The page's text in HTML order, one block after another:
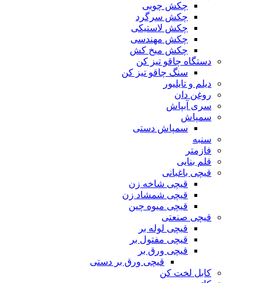
چکش چوبی
چکش سرگرد
چکش لاستیکی
چکش مهندسی
چکش میخ کش
دستگاه چاقو تیز کن
سنگ چاقو تیز کن
دیلم و تایلیور
روغن دان
سری آبپاش
سمپاش
سمپاش دستی
سنبه
فازمتر
قلم بنایی
قیچی باغبانی
قیچی شاخه زن
قیچی شمشاد زن
قیچی میوه چین
قیچی صنعتی
قیچی لوله بر
قیچی مفتول بر
قیچی ورق بر
قیچی ورق بر دستی
کابل لخت کن